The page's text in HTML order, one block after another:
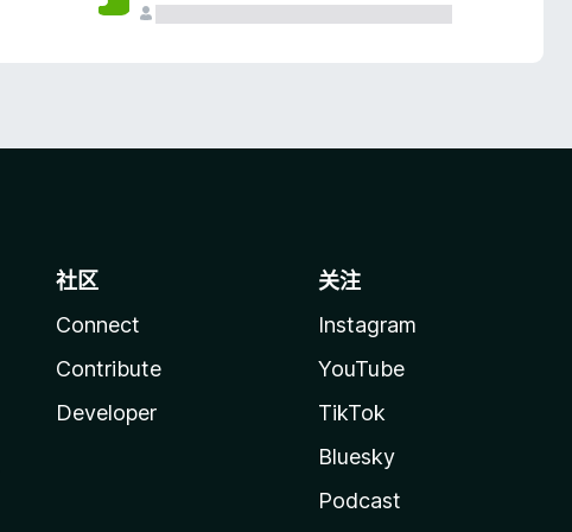
社区
Connect
Contribute
Developer
关注
Instagram
YouTube
TikTok
Bluesky
Podcast